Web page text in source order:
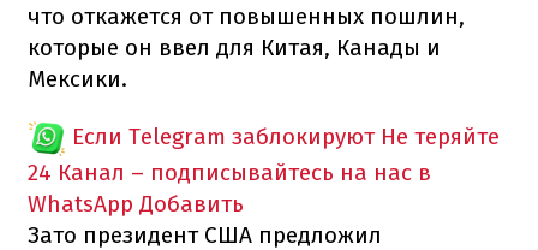
что откажется от повышенных пошлин,
которые он ввел для Китая, Канады и
Мексики.
Если Telegram заблокируют Не теряйте
24 Канал – подписывайтесь на нас в
WhatsApp Добавить
Зато президент США предложил